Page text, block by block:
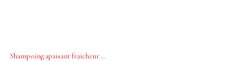
Shampoing apaisant fraicheur Astera Fresh René Furterer 200mL